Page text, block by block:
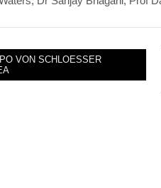
VON SCHLOESSER